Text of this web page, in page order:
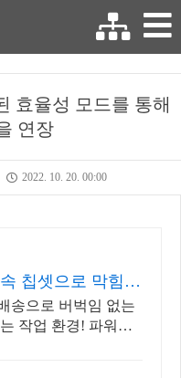
효율성 모드를 통해
연장
2022. 10. 20. 00:00
칩셋으로 막힘없
송으로 버벅임 없는
작업 환경! 파워풀